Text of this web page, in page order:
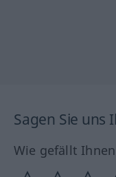
Sagen Sie uns
Wie gefällt